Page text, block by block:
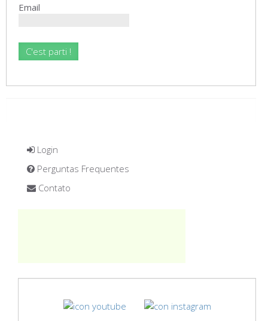
Email
Login
Perguntas Frequentes
Contato